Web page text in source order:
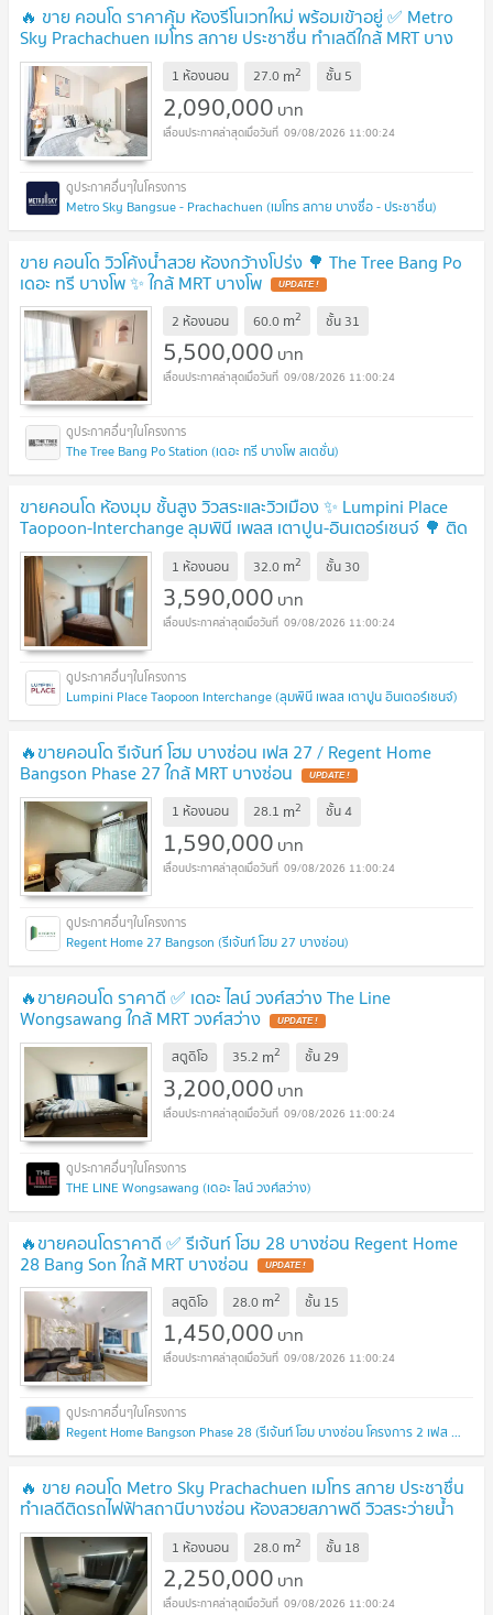
🔥 ขาย คอนโด ราคาคุ้ม ห้องรีโนเวทใหม่ พร้อมเข้าอยู่ ✅ Metro
Sky Prachachuen เมโทร สกาย ประชาชื่น ทำเลดีใกล้ MRT บาง
ซ่อน และเตาปูน UPDATE !
1 ห้องนอน 27.0 m2 ชั้น 5
2,090,000 บาท
09/08/2026 11:00:24
Metro Sky Bangsue - Prachachuen (เมโทร สกาย บางซื่อ - ประชาชื่น)
ขาย คอนโด วิวโค้งน้ำสวย ห้องกว้างโปร่ง 🌳 The Tree Bang Po
เดอะ ทรี บางโพ ✨ ใกล้ MRT บางโพ UPDATE !
2 ห้องนอน 60.0 m2 ชั้น 31
5,500,000 บาท
09/08/2026 11:00:24
The Tree Bang Po Station (เดอะ ทรี บางโพ สเตชั่น)
ขายคอนโด ห้องมุม ชั้นสูง วิวสระและวิวเมือง ✨ Lumpini Place
Taopoon-Interchange ลุมพินี เพลส เตาปูน-อินเตอร์เชนจ์ 🌳 ติด
MRT เตาปูน เพียง 100 ม.
1 ห้องนอน 32.0 m2 ชั้น 30
3,590,000 บาท
09/08/2026 11:00:24
Lumpini Place Taopoon Interchange (ลุมพินี เพลส เตาปูน อินเตอร์เชนจ์)
🔥ขายคอนโด รีเจ้นท์ โฮม บางซ่อน เฟส 27 / Regent Home
Bangson Phase 27 ใกล้ MRT บางซ่อน UPDATE !
1 ห้องนอน 28.1 m2 ชั้น4
1,590,000 บาท
09/08/2026 11:00:24
Regent Home 27 Bangson (รีเจ้นท์ โฮม 27 บางซ่อน)
🔥ขายคอนโด ราคาดี ✅ เดอะ ไลน์ วงศ์สว่าง The Line
Wongsawang ใกล้ MRT วงศ์สว่าง UPDATE !
สตูดิโอ 35.2 m2 ชั้น29
3,200,000 บาท
09/08/2026 11:00:24
THE LINE Wongsawang (เดอะ ไลน์ วงศ์สว่าง)
🔥ขายคอนโดราคาดี ✅ รีเจ้นท์ โฮม 28 บางซ่อน Regent Home
28 Bang Son ใกล้ MRT บางซ่อน UPDATE !
สตูดิโอ 28.0 m2 ชั้น 15
1,450,000 บาท
09/08/2026 11:00:24
Regent Home Bangson Phase 28 (รีเจ้นท์ โฮม บางซ่อน โครงการ 2 เฟส 28)
🔥 ขาย คอนโด Metro Sky Prachachuen เมโทร สกาย ประชาชื่น
ทำเลดีติดรถไฟฟ้าสถานีบางซ่อน ห้องสวยสภาพดี วิวสระว่ายน้ำ
พร้อมเข้าอยู่ UPDATE !
1 ห้องนอน 28.0 m2 ชั้น 18
2,250,000 บาท
09/08/2026 11:00:24